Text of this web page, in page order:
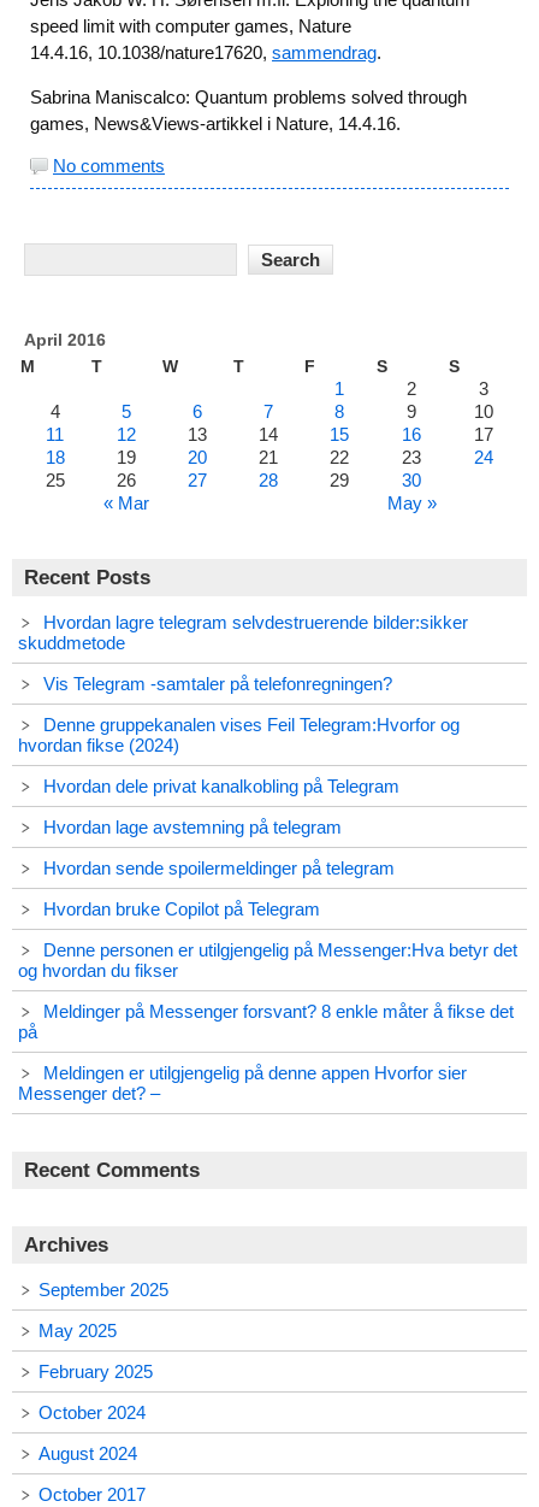
speed limit with computer games, Nature
14.4.16, 10.1038/nature17620, sammendrag.
Sabrina Maniscalco: Quantum problems solved through
games, News&Views-artikkel i Nature, 14.4.16.
No comments
April 2016
M
T W T F S S
« Mar May »
1 2
3
4
5 6 7 8 9
10
11
12 13 14 15 16
17
18
19 20 21 22 23
24
25
26 27 28 29 30
Recent Posts
Hvordan lagre telegram selvdestruerende bilder:sikker
skuddmetode
Vis Telegram -samtaler på telefonregningen?
Denne gruppekanalen vises Feil Telegram:Hvorfor og
hvordan fikse (2024)
Hvordan dele privat kanalkobling på Telegram
Hvordan lage avstemning på telegram
Hvordan sende spoilermeldinger på telegram
Hvordan bruke Copilot på Telegram
Denne personen er utilgjengelig på Messenger:Hva betyr det
og hvordan du fikser
Meldinger på Messenger forsvant? 8 enkle måter å fikse det
på
Meldingen er utilgjengelig på denne appen Hvorfor sier
Messenger det? –
Recent Comments
Archives
September 2025
May 2025
February 2025
October 2024
August 2024
October 2017